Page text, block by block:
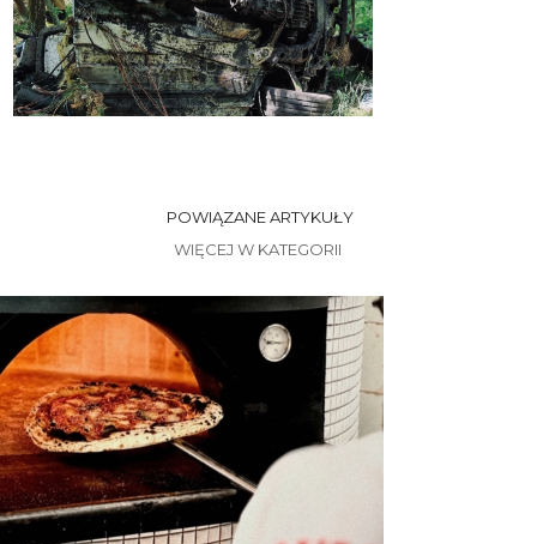
POWIĄZANE ARTYKUŁY
WIĘCEJ W KATEGORII